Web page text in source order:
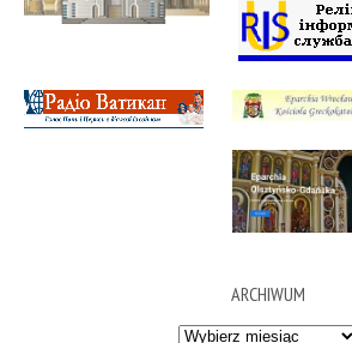
ARCHIWUM
Archiwum